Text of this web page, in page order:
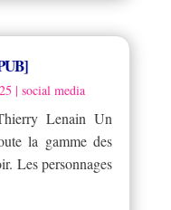
| social media
Lenain Un
la gamme des
Les personnages